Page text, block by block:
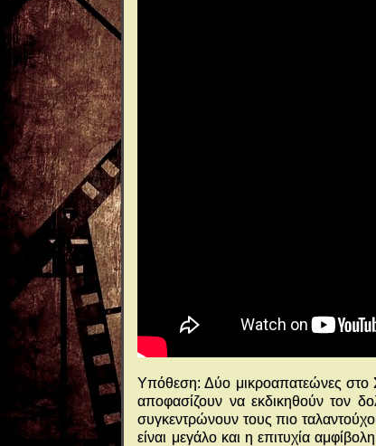
Υπόθεση: Δύο μικροαπατεώνες στο
αποφασίζουν να εκδικηθούν τον
συγκεντρώνουν τους πιο
είναι μεγάλο και η επιτυχία